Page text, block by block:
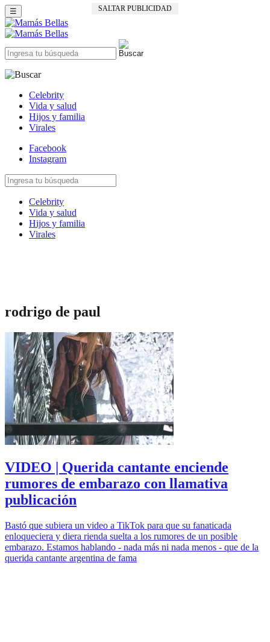
SALTAR PUBLICIDAD
☰
Celebrity
Vida y salud
Hijos y familia
Virales
Facebook
Instagram
Celebrity
Vida y salud
Hijos y familia
Virales
rodrigo de paul
VIDEO | Querida cantante enciende
rumores de embarazo con llamativa
publicación
Bastó que subiera un video a TikTok para que su fanaticada
enloqueciera y diera rienda suelta a los rumores de un posible
embarazo. Estamos hablando - nada más ni nada menos - que de la
querida cantante argentina de fama